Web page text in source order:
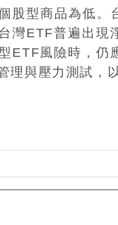
股型商品為低。
灣ETF普遍出現
ETF風險時，仍
理與壓力測試，